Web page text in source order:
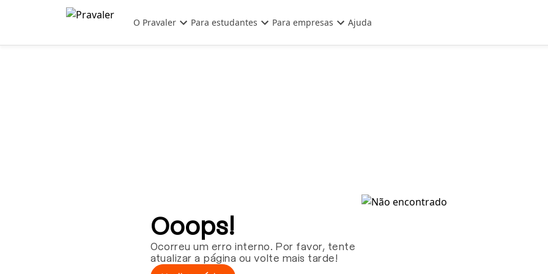
Pular para o conteúdo principal
O Pravaler Para estudantes Para empresas Ajuda
Ooops!
Ocorreu um erro interno. Por favor, tente
atualizar a página ou volte mais tarde!